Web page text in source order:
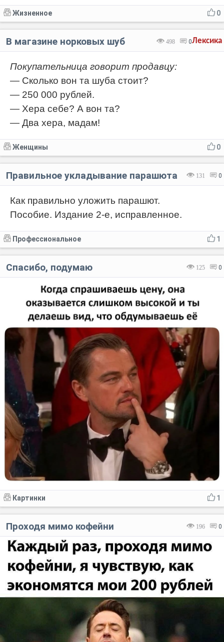
0
Жизненное
Лексика
498 0
В магазине норковых шуб
Покупательница говорит продавцу:
— Сколько вон та шуба стоит?
— 250 000 рублей.
— Хера себе? А вон та?
— Два хера, мадам!
0
Женщины
131 0
Правильное укладывание парашюта
Как правильно уложить парашют.
Пособие. Издание 2-е, исправленное.
1
Профессиональное
125 0
Спасибо, подумаю
1
Картинки
196 0
Проходя мимо кофейни